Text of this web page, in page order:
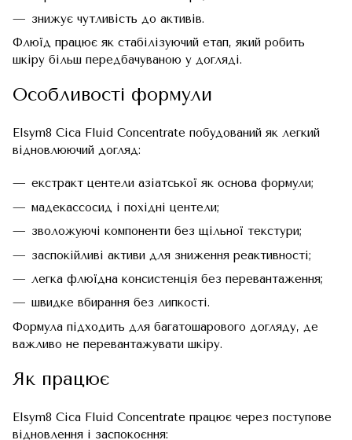
знижує чутливість до активів.
Флюїд працює як стабілізуючий етап, який робить
шкіру більш передбачуваною у догляді.
Особливості формули
Elsym8 Cica Fluid Concentrate побудований як легкий
відновлюючий догляд:
екстракт центели азіатської як основа формули;
мадекассосид і похідні центели;
зволожуючі компоненти без щільної текстури;
заспокійливі активи для зниження реактивності;
легка флюїдна консистенція без перевантаження;
швидке вбирання без липкості.
Формула підходить для багатошарового догляду, де
важливо не перевантажувати шкіру.
Як працює
Elsym8 Cica Fluid Concentrate працює через поступове
відновлення і заспокоєння: